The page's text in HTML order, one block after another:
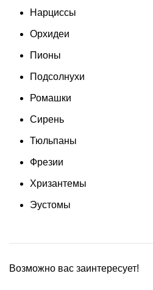
Нарциссы
Орхидеи
Пионы
Подсолнухи
Ромашки
Сирень
Тюльпаны
Фрезии
Хризантемы
Эустомы
Возможно вас заинтересует!